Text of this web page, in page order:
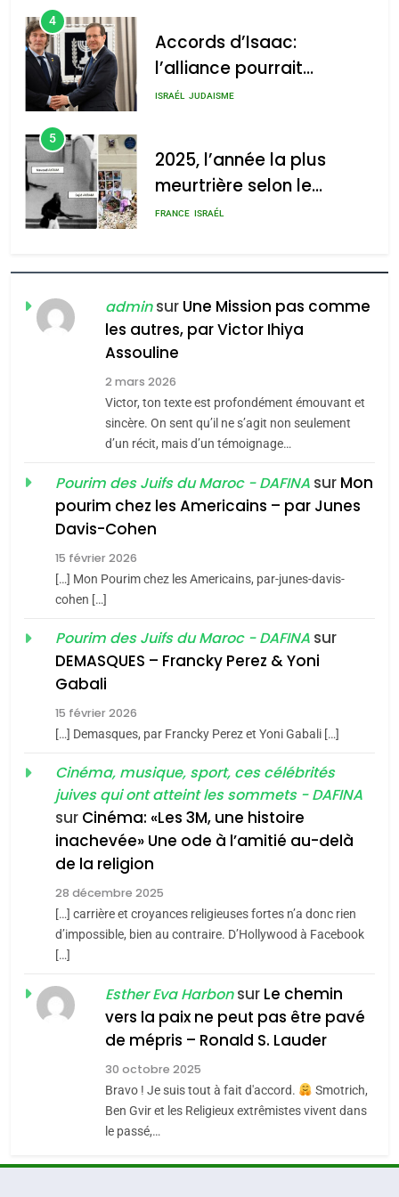
2025, l’année la plus
meurtrière selon le rapport
d’ADL contre
l’antisémitisme
admin 0
5
2025, l’année la plus
meurtrière selon le
rapport d’ADL contre
FRANCE ISRAÉL
6
FIÈRE, DIGNE ET RÉSILIENTE :
POURQUOI JE REVENDIQUE
MA JUDAÏTE par Thérèse
ISRAÉL JUDAISME
CE QUI NOUS MANQUE –
Jacques Hadida
JUDAISME
Maroc : Les amandes de
Tafraout, le miel de Tadla
Azilal consacrés produits
du terroir
DAFINA
Oeil ravageur – Vanessa
De Loya Stauber
«Tu dis génocide, je dis
guerre»: La nouvelle
Tout sur la Nostalgie
SOUVENIRS
l’alliance pourrait
s’étendre à 13 pays
d’Amérique latine
JUDAISME
2025, l’année la plus
meurtrière selon le
rapport d’ADL contre
l’antisémitisme
FRANCE ISRAÉL
FIÈRE, DIGNE ET RÉSILIENTE :
POURQUOI JE REVENDIQUE
adminsur Une Mission pas comme
les autres, par Victor Ihiya
Assouline
2 mars 2026
Victor, ton texte est profondément émouvant et
sincère. On sent qu’il ne s’agit non seulement
d’un récit, mais d’un témoignage…
Pourim des Juifs du Maroc - DAFINA sur Mon
pourim chez les Americains – par Junes
Davis-Cohen
15 février 2026
[…] Mon Pourim chez les Americains, par-junes-davis-
cohen […]
Pourim des Juifs du Maroc - DAFINA sur
DEMASQUES – Francky Perez & Yoni
Gabali
15 février 2026
[…] Demasques, par Francky Perez et Yoni Gabali […]
Cinéma, musique, sport, ces célébrités
juives qui ont atteint les sommets - DAFINA
sur Cinéma: «Les 3M, une histoire
inachevée» Une ode à l’amitié au-delà
de la religion
28 décembre 2025
[…] carrière et croyances religieuses fortes n’a donc rien
d’impossible, bien au contraire. D’Hollywood à Facebook
[…]
Esther Eva Harbonsur Le chemin
vers la paix ne peut pas être pavé
de mépris – Ronald S. Lauder
30 octobre 2025
Bravo ! Je suis tout à fait d'accord.
Smotrich,
Ben Gvir et les Religieux extrêmistes vivent dans
le passé,…
2025, l’année la plus
d’ADL contre
l’antisémitisme
FRANCE ISRAÉL
POURQUOI JE REVENDIQUE
MA JUDAÏTE par Thérèse
Zrihen-Dvir
ISRAÉL
CE QUI NOUS MANQUE –
Jacques Hadida
Maroc : Les amandes de
Azilal consacrés produits
du terroir
DAFINA MAROC
Oeil ravageur – Vanessa De
Loya Stauber
CINEMA ISRAÉL